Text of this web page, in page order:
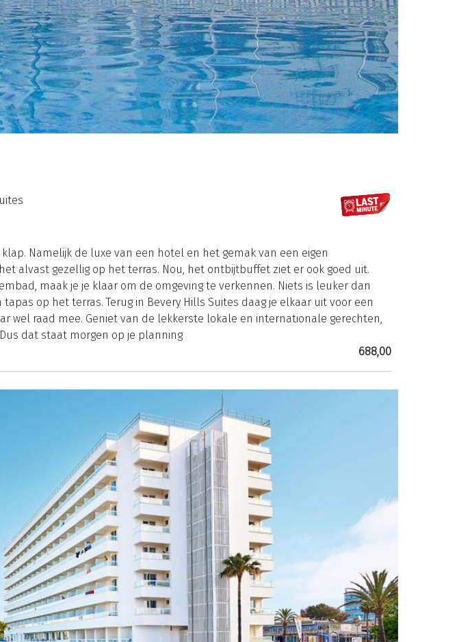
Namelijk de luxe van een hotel en het gemak van een eigen
alvast gezellig op het terras. Nou, het ontbijtbuffet ziet er ook goed uit.
maak je je klaar om de omgeving te verkennen. Niets is leuker dan
op het terras. Terug in Bevery Hills Suites daag je elkaar uit voor een
wel raad mee. Geniet van de lekkerste lokale en internationale gerechten,
dat staat morgen op je planning
688,00